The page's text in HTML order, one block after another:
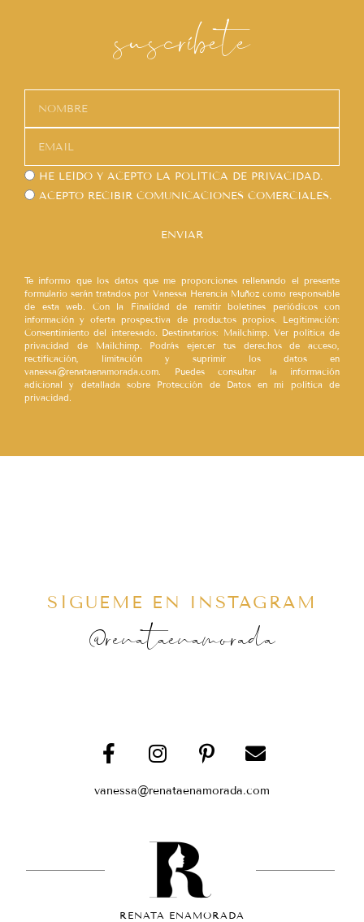
suscríbete
HE LEÍDO Y ACEPTO LA POLÍTICA DE PRIVACIDAD.
ACEPTO RECIBIR COMUNICACIONES COMERCIALES.
ENVIAR
Te informo que los datos que me proporciones rellenando el presente
formulario serán tratados por Vanessa Herencia Muñoz como responsable
de esta web. Con la Finalidad de remitir boletines periódicos con
información y oferta prospectiva de productos propios. Legitimación:
Consentimiento del interesado. Destinatarios: Mailchimp. Ver política de
privacidad de Mailchimp. Podrás ejercer tus derechos de acceso,
rectificación, limitación y suprimir los datos en
vanessa@renataenamorada.com. Puedes consultar la información
adicional y detallada sobre Protección de Datos en mi política de
privacidad.
SÍGUEME EN INSTAGRAM
@renataenamorada
vanessa@renataenamorada.com
RENATA ENAMORADA